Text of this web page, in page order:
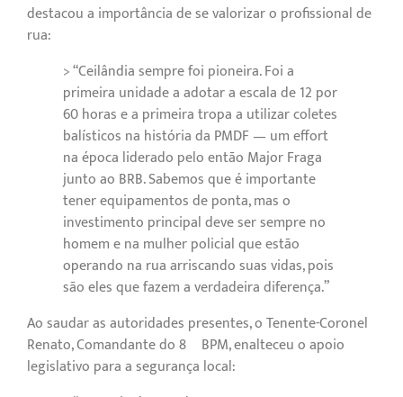
destacou a importância de se valorizar o profissional de
rua:
> “Ceilândia sempre foi pioneira. Foi a
primeira unidade a adotar a escala de 12 por
60 horas e a primeira tropa a utilizar coletes
balísticos na história da PMDF — um effort
na época liderado pelo então Major Fraga
junto ao BRB. Sabemos que é importante
tener equipamentos de ponta, mas o
investimento principal deve ser sempre no
homem e na mulher policial que estão
operando na rua arriscando suas vidas, pois
são eles que fazem a verdadeira diferença.”
Ao saudar as autoridades presentes, o Tenente-Coronel
Renato, Comandante do 8º BPM, enalteceu o apoio
legislativo para a segurança local: